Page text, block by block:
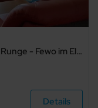
Fewo Böhle im Elternhaus des Malers Runge - Fewo im Elternhaus Runge
Details